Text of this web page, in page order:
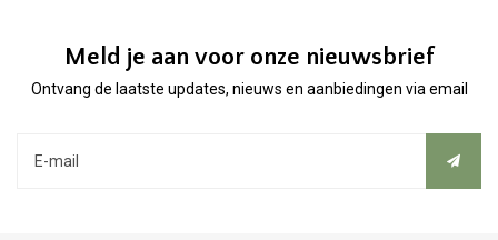
Meld je aan voor onze nieuwsbrief
Ontvang de laatste updates, nieuws en aanbiedingen via email